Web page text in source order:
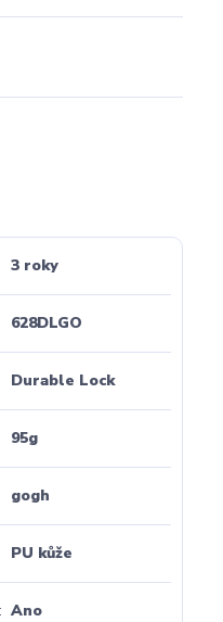
3 roky
628DLGO
Durable Lock
95g
gogh
PU kůže
Ano